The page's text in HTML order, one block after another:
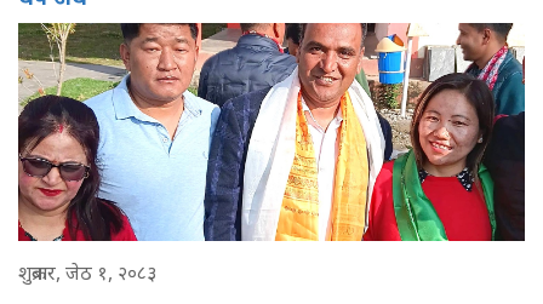
शुक्रबार, जेठ १, २०८३